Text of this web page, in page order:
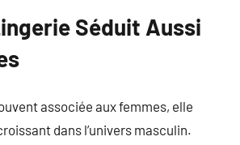
Séduit Aussi
associée aux femmes, elle
dans l’univers masculin.